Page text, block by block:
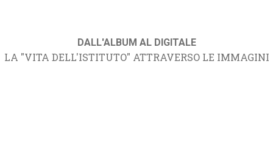
DALL'ALBUM AL DIGITALE
LA "VITA DELL'ISTITUTO" ATTRAVERSO LE IMMAGINI